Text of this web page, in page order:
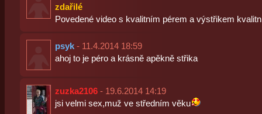
zdařilé
Povedené video s kvalitním pérem a výstřikem
psyk- 11.4.2014 18:59
ahoj to je péro a krásně apěkně střika
zuzka2106- 19.6.2014 14:19
jsi velmi sex,muž ve středním věku